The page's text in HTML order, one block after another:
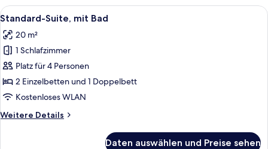
mit
Bad
Alle
Fotos
für
Standard-
Suite,
mit
Bad
Ein modernes Hotelzimmer mit
12
Standard-Suite, mit Bad
20 m²
1 Schlafzimmer
Platz für 4 Personen
2 Einzelbetten und 1 Doppelbett
Kostenloses WLAN
Weitere Details
Weitere
Daten auswählen und Preise sehen